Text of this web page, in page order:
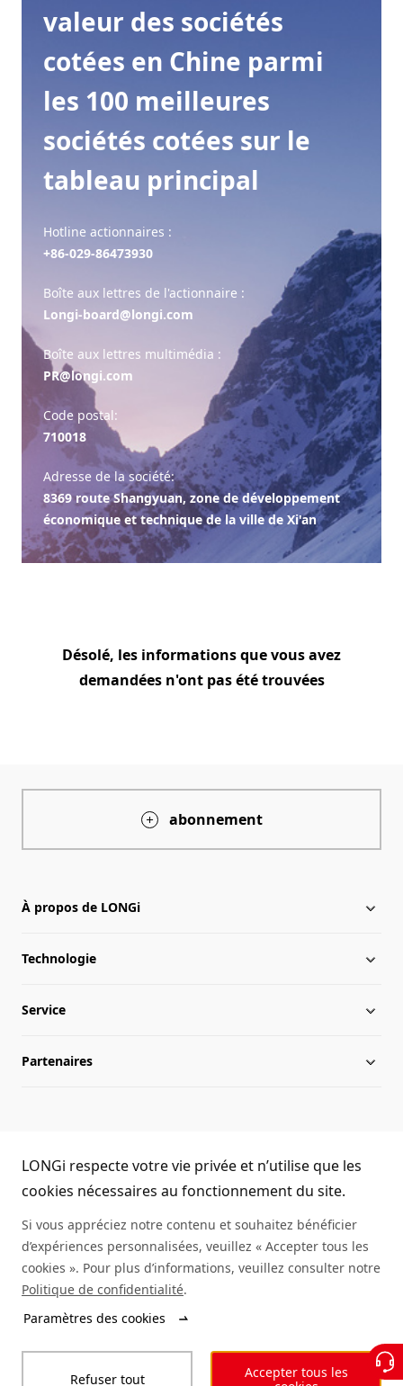
valeur des sociétés
cotées en Chine parmi
les 100 meilleures
sociétés cotées sur le
tableau principal
Hotline actionnaires :
+86-029-86473930
Boîte aux lettres de l'actionnaire :
Longi-board@longi.com
Boîte aux lettres multimédia :
PR@longi.com
Code postal:
710018
Adresse de la société:
8369 route Shangyuan, zone de développement
économique et technique de la ville de Xi'an
Désolé, les informations que vous avez
demandées n'ont pas été trouvées
abonnement
À propos de LONGi
À propos de LONGi
Chronologie
Présence internationale
Développement durable
Environnement de travail
Plan du site
Technologie
Infos du secteur
Activités LONGi
Service
Téléchargement
Réalisations
Authenticité des modules
Demande d'informations sur un service
Rechercher un distributeur
Partenaires
(+86) 4008 601012
Légal Vie privée Code de conduite
LONGi respecte votre vie privée et n’utilise que les
cookies nécessaires au fonctionnement du site.
Si vous appréciez notre contenu et souhaitez bénéficier
d’expériences personnalisées, veuillez « Accepter tous les
cookies ». Pour plus d’informations, veuillez consulter notre
Politique de confidentialité.
Paramètres des cookies
Refuser tout
Accepter tous les